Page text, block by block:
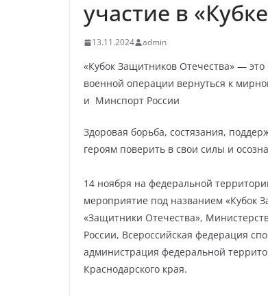
участие в
13.11.2024 admin
«Кубок Защитников Отечества» —
военной операции вернуться к
и Минспорт России
Здоровая борьба, состязания,
героям поверить в свои силы и
14 ноября на федеральной
мероприятие под названием «Кубок
«Защитники Отечества»,
России, Всероссийская федерация
администрация федеральной
Краснодарского края.